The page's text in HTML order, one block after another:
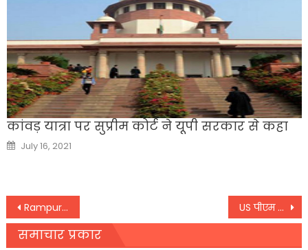
कांवड़ यात्रा पर सुप्रीम कोर्ट ने यूपी सरकार से कहा
Posted
on
July 16, 2021
Post
navigation
Rampur: डंपर और ट्रैक्टर-ट्रॉली में टक्कर दो लोगों की मौत; दर्जन भर घायल US पीएम मोदी ने अमेरिकी कांग्रेस सदस्यों के एक साथ आने पर की सराहना राहुल गांधी पर किया कटाक्ष
समाचार प्रकार